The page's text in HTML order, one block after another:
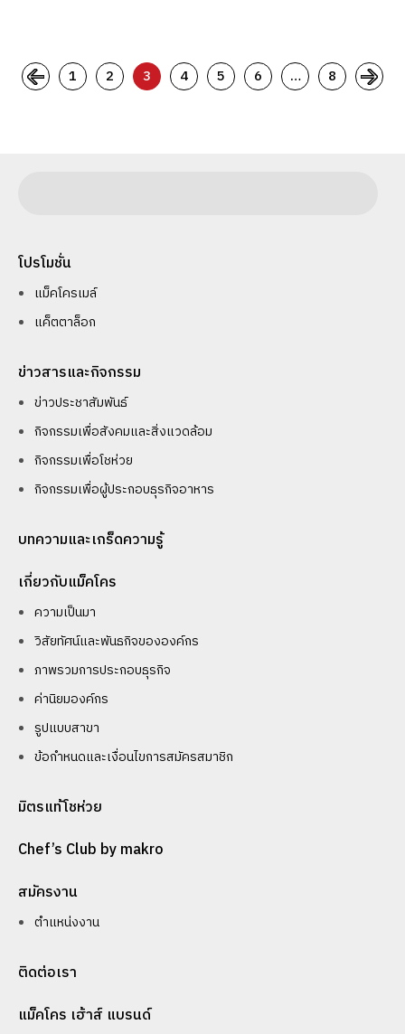
1 2 3 4 5 6 … 8
โปรโมชั่น
แม็คโครเมล์
แค็ตตาล็อก
ข่าวสารและกิจกรรม
ข่าวประชาสัมพันธ์
กิจกรรมเพื่อสังคมและสิ่งแวดล้อม
กิจกรรมเพื่อโชห่วย
กิจกรรมเพื่อผู้ประกอบธุรกิจอาหาร
บทความและเกร็ดความรู้
เกี่ยวกับแม็คโคร
ความเป็นมา
วิสัยทัศน์และพันธกิจขององค์กร
ภาพรวมการประกอบธุรกิจ
ค่านิยมองค์กร
รูปแบบสาขา
ข้อกำหนดและเงื่อนไขการสมัครสมาชิก
มิตรแท้โชห่วย
Chef’s Club by makro
สมัครงาน
ตำแหน่งงาน
ติดต่อเรา
แม็คโคร เฮ้าส์ แบรนด์